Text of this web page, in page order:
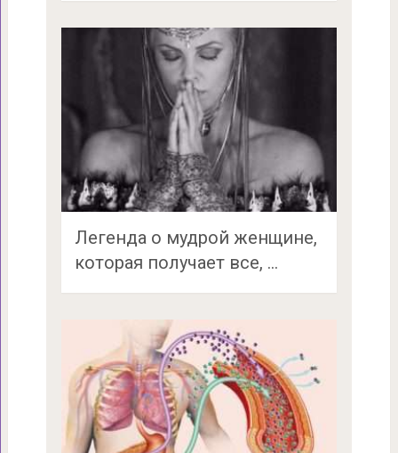
Легенда о мудрой женщине,
которая получает все, …